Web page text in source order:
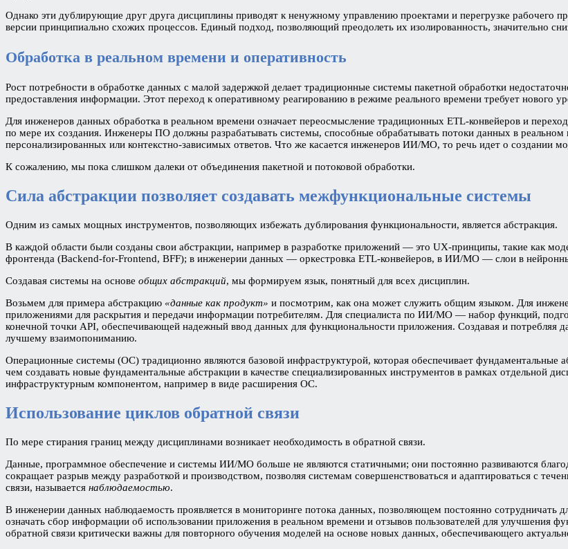
Однако эти дублирующие друг друга дисциплины приводят к ненужному управлению проектами и перегрузке рабочего
версии принципиально схожих процессов. Единый подход, позволяющий преодолеть их изолированность, значительно
Обработка в реальном времени и оперативность
Рост потребности в обработке данных с малой задержкой делает традиционные системы пакетной обработки
предоставления информации. Этот переход к оперативному реагированию в режиме реального времени требует нового
Для инженеров данных обработка в реальном времени означает переосмысление традиционных ETL-конвейеров и
по мере их создания. Инженеры ПО должны разрабатывать системы, способные обрабатывать потоки данных в
персонализированных или контекстно-зависимых ответов. Что же касается инженеров ИИ/МО, то речь идет о создании
К сожалению, мы пока слишком далеки от объединения пакетной и потоковой обработки.
Сила абстракции позволяет создавать межфункциональные системы
Одним из самых мощных инструментов, позволяющих избежать дублирования функциональности, является абстракция.
В каждой области были созданы свои абстракции, например в разработке приложений — это UX-принципы, такие как
фронтенда (Backend-for-Frontend, BFF); в инженерии данных — оркестровка ETL-конвейеров, в ИИ/МО — слои в
Создавая системы на основе общих абстракций, мы формируем язык, понятный для всех дисциплин.
Возьмем для примера абстракцию «данные как продукт» и посмотрим, как она может служить общим языком. Для
приложениями для раскрытия и передачи информации потребителям. Для специалиста по ИИ/МО — набор функций,
конечной точки API, обеспечивающей надежный ввод данных для функциональности приложения. Создавая и потребляя
лучшему взаимопониманию.
Операционные системы (ОС) традиционно являются базовой инфраструктурой, которая обеспечивает фундаментальные
чем создавать новые фундаментальные абстракции в качестве специализированных инструментов в рамках отдельной
инфраструктурным компонентом, например в виде расширения ОС.
Использование циклов обратной связи
По мере стирания границ между дисциплинами возникает необходимость в обратной связи.
Данные, программное обеспечение и системы ИИ/МО больше не являются статичными; они постоянно развиваются
сокращает разрыв между разработкой и производством, позволяя системам совершенствоваться и адаптироваться с
связи, называется наблюдаемостью.
В инженерии данных наблюдаемость проявляется в мониторинге потока данных, позволяющем постоянно
означать сбор информации об использовании приложения в реальном времени и отзывов пользователей для улучшения
обратной связи критически важны для повторного обучения моделей на основе новых данных, обеспечивающего